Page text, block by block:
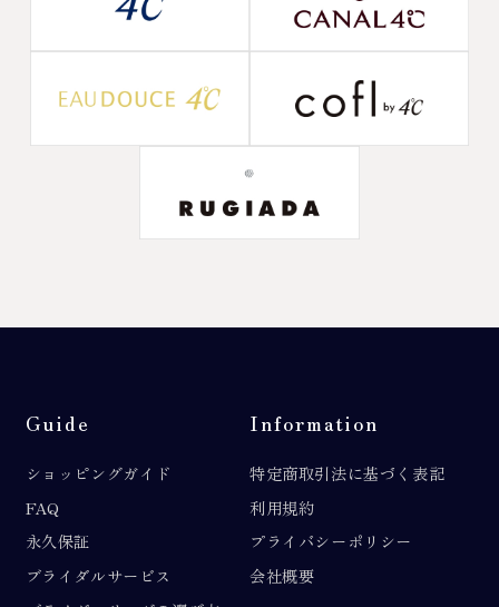
Guide
ショッピングガイド
FAQ
永久保証
ブライダルサービス
Information
特定商取引法に基づく表記
利用規約
プライバシーポリシー
会社概要